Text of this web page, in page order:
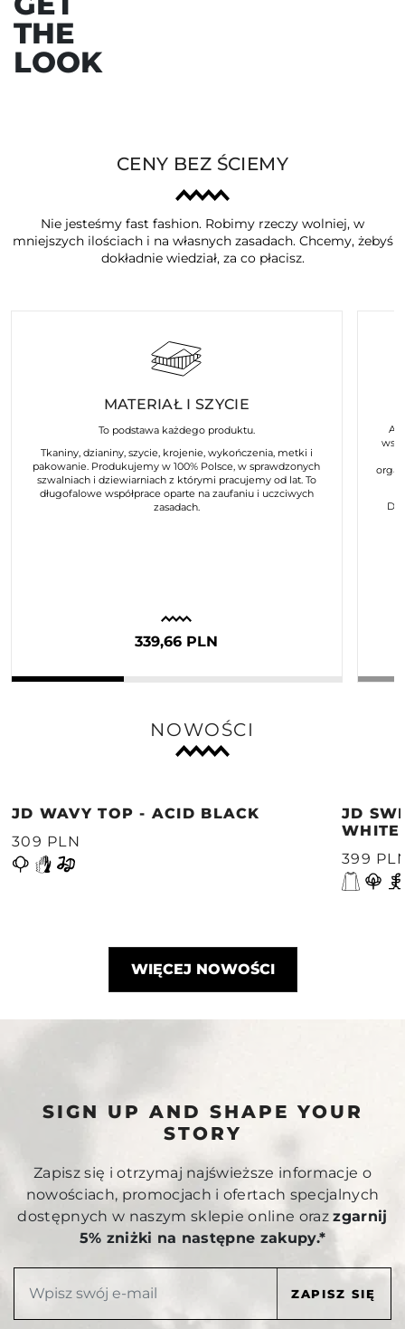
THE
LOOK
CENY BEZ ŚCIEMY
Nie jesteśmy fast fashion. Robimy rzeczy wolniej, w
mniejszych ilościach i na własnych zasadach. Chcemy, żebyś
dokładnie wiedział, za co płacisz.
MATERIAŁ I SZYCIE
To podstawa każdego produktu.
Tkaniny, dzianiny, szycie, krojenie, wykończenia, metki i
pakowanie. Produkujemy w 100% Polsce, w sprawdzonych
szwalniach i dziewiarniach z którymi pracujemy od lat. To
długofalowe współprace oparte na zaufaniu i uczciwych
zasadach.
339,66 PLN
NOWOŚCI
JD WAVY TOP - ACID BLACK
309 PLN
JD
WHITE
399
WIĘCEJ NOWOŚCI
SIGN UP AND SHAPE YOUR
STORY
Zapisz się i otrzymaj najświeższe informacje o
nowościach, promocjach i ofertach specjalnych
dostępnych w naszym sklepie online orazzgarnij
5% zniżki na następne zakupy.*